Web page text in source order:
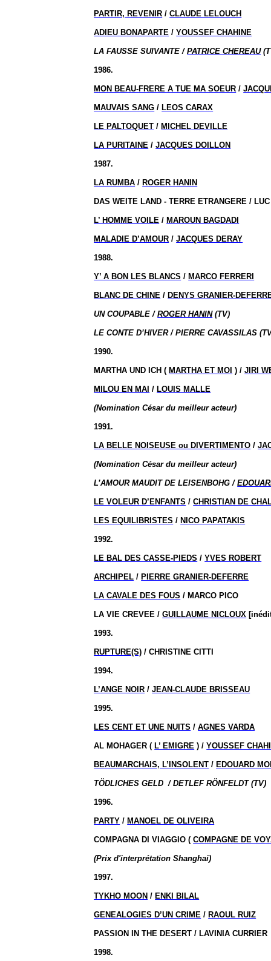
PARTIR, REVENIR /CLAUDE LELOUCH
ADIEU BONAPARTE /YOUSSEF CHAHINE
LA FAUSSE SUIVANTE /PATRICE CHEREAU
1986.
MON BEAU-FRERE A TUE MA SOEUR /
MAUVAIS SANG / LEOS CARAX
LE PALTOQUET / MICHEL DEVILLE
LA PURITAINE /JACQUES DOILLON
1987.
LA RUMBA / ROGER HANIN
DAS WEITE LAND - TERRE ETRANGERE /
L’ HOMME VOILE / MAROUN BAGDADI
MALADIE D’AMOUR /JACQUES DERAY
1988.
Y’ A BON LES BLANCS / MARCO FERRERI
BLANC DE CHINE / DENYS GRANIER-
UN COUPABLE /ROGER HANIN(TV)
LE CONTE D’HIVER / PIERRE CAVASSILAS
1990.
MARTHA UND ICH ( MARTHA ET MOI ) /JIRI
MILOU EN MAI / LOUIS MALLE
(Nomination César du meilleur acteur)
1991.
LA BELLE NOISEUSE ou DIVERTIMENTO /
(Nomination César du meilleur acteur)
L’AMOUR MAUDIT DE LEISENBOHG /
LE VOLEUR D’ENFANTS /CHRISTIAN DE
LES EQUILIBRISTES / NICO PAPATAKIS
1992.
LE BAL DES CASSE-PIEDS /YVES ROBERT
ARCHIPEL / PIERRE GRANIER-DEFERRE
LA CAVALE DES FOUS / MARCO PICO
LA VIE CREVEE /GUILLAUME NICLOUX
1993.
RUPTURE(S) / CHRISTINE CITTI
1994.
L’ANGE NOIR /JEAN-CLAUDE BRISSEAU
1995.
LES CENT ET UNE NUITS /AGNES VARDA
AL MOHAGER ( L’ EMIGRE ) /YOUSSEF
BEAUMARCHAIS, L’INSOLENT / EDOUARD
TÖDLICHES GELD / DETLEF RÖNFELDT (TV)
1996.
PARTY / MANOEL DE OLIVEIRA
COMPAGNA DI VIAGGIO (COMPAGNE DE
(Prix d'interprétation Shanghai)
1997.
TYKHO MOON / ENKI BILAL
GENEALOGIES D’UN CRIME / RAOUL RUIZ
PASSION IN THE DESERT / LAVINIA CURRIER
1998.